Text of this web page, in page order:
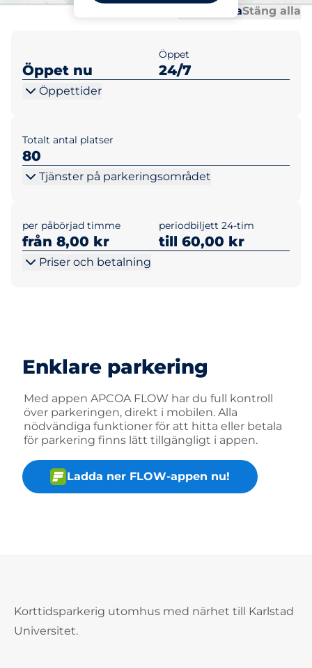
Öppna allaStäng alla
Öppet nu
Öppet
24/7
Öppettider
Totalt antal platser
80
Tjänster på parkeringsområdet
per påbörjad timme
från 8,00 kr
periodbiljett 24-tim
till 60,00 kr
Priser och betalning
Enklare parkering
Med appen APCOA FLOW har du full kontroll
över parkeringen, direkt i mobilen. Alla
nödvändiga funktioner för att hitta eller betala
för parkering finns lätt tillgängligt i appen.
Ladda ner FLOW-appen nu!
Korttidsparkerig utomhus med närhet till Karlstad
Universitet.